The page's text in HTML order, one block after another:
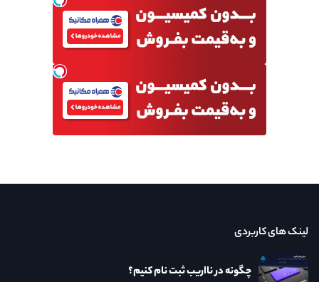
لینک های کاربردی
چگونه در نااریب ثبت نام کنیم؟